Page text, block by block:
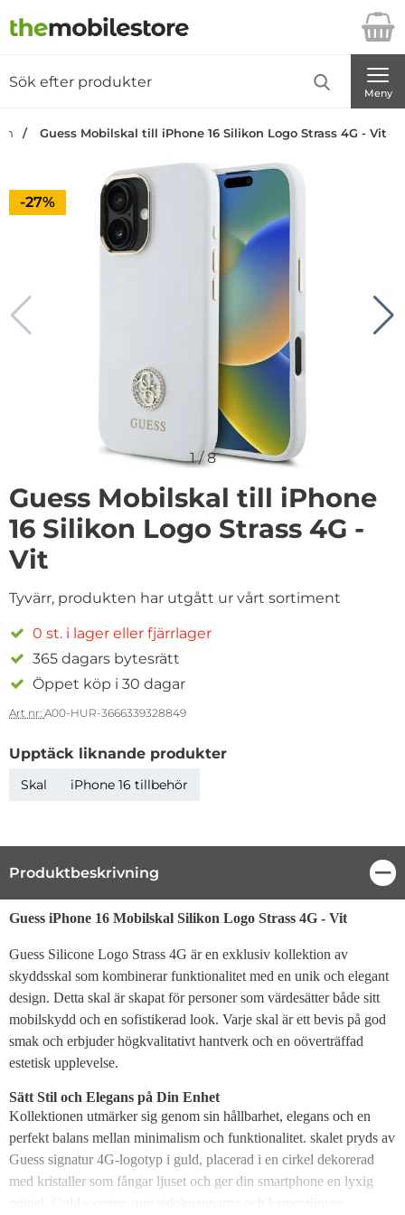
Startsidan för Danira Telecom AB
Meny
Guess Mobilskal till iPhone 16 Silikon Logo Strass 4G - Vit
Priset är nedsatt med
-27%
1/8
Guess Mobilskal till iPhone
16 Silikon Logo Strass 4G -
Vit
Tyvärr, produkten har utgått ur vårt sortiment
0 st. i lager eller fjärrlager
365 dagars bytesrätt
Öppet köp i 30 dagar
Art nr: A00-HUR-3666339328849
Upptäck liknande produkter
Skal iPhone 16 tillbehör
Produktbeskrivning
Produktbeskrivning
Guess iPhone 16 Mobilskal Silikon Logo Strass 4G - Vit
Guess Silicone Logo Strass 4G är en exklusiv kollektion av
skyddsskal som kombinerar funktionalitet med en unik och elegant
design. Detta skal är skapat för personer som värdesätter både sitt
mobilskydd och en sofistikerad look. Varje skal är ett bevis på god
smak och erbjuder högkvalitativt hantverk och en oöverträffad
estetisk upplevelse.
Sätt Stil och Elegans på Din Enhet
Kollektionen utmärker sig genom sin hållbarhet, elegans och en
perfekt balans mellan minimalism och funktionalitet. skalet pryds av
Guess signatur 4G-logotyp i guld, placerad i en cirkel dekorerad
med kristaller som fångar ljuset och ger din smartphone en lyxig